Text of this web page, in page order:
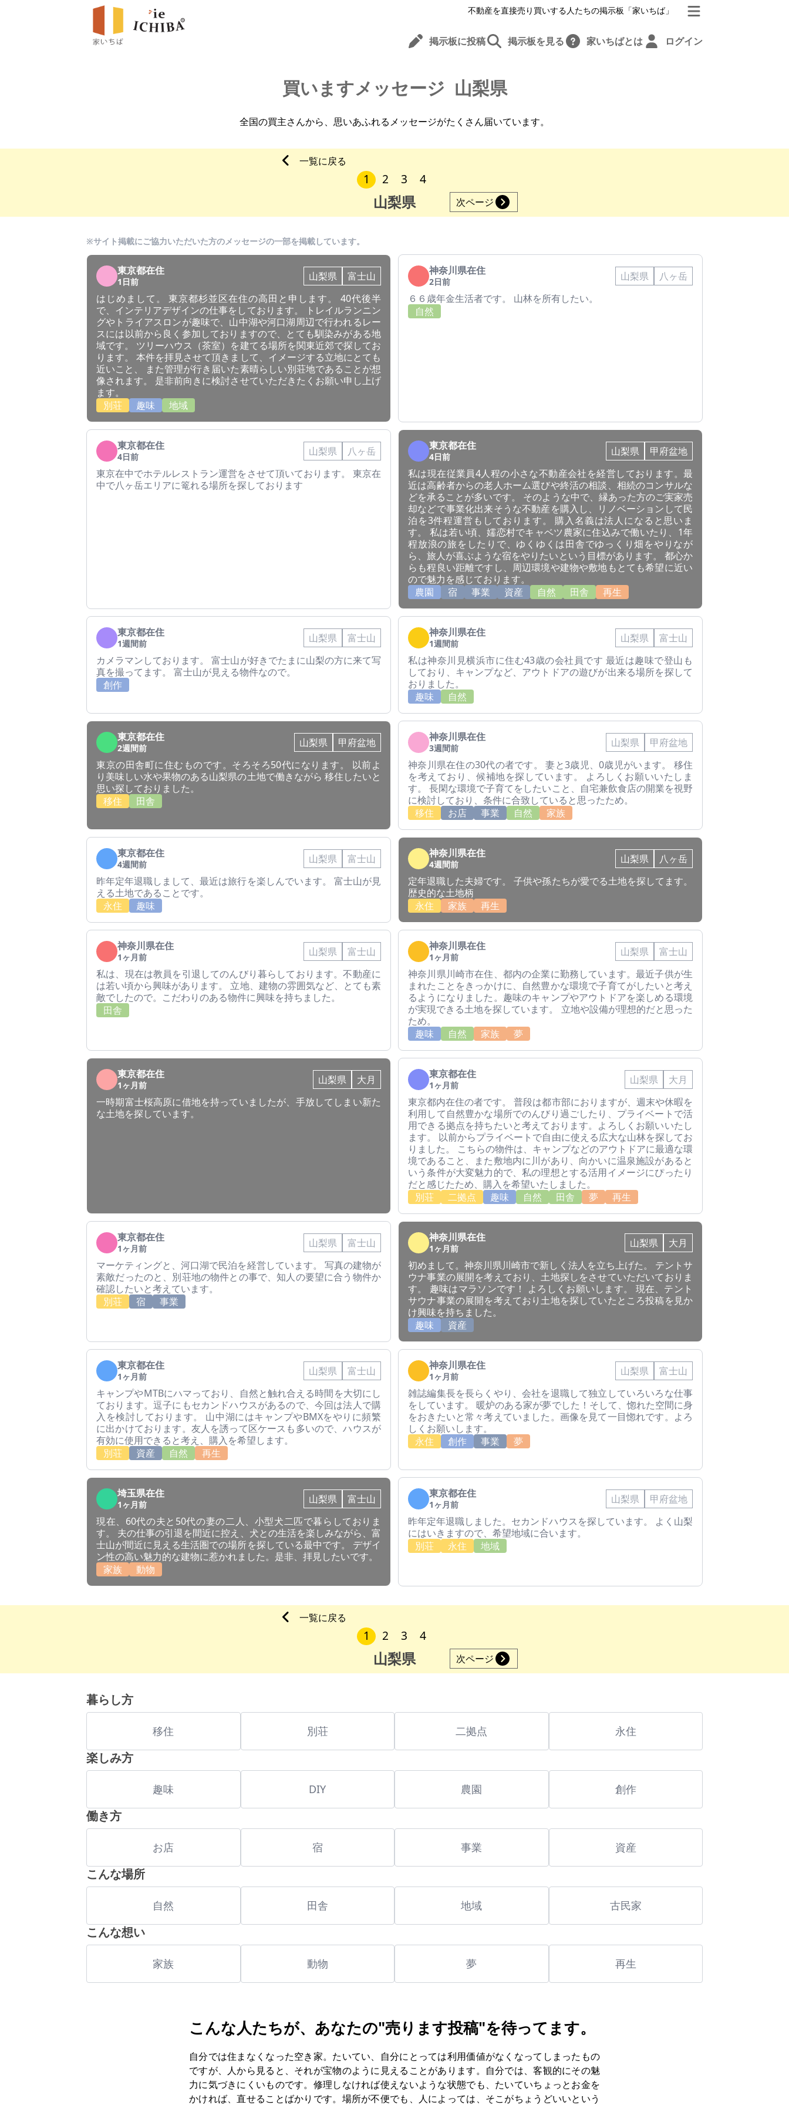
不動産を直接売り買いする人たちの掲示板「家いちば」
掲示板に投稿 掲示板を見る 家いちばとは ログイン
買いますメッセージ 山梨県
全国の買主さんから、 思いあふれるメッセージがたくさん届いています。
一覧に戻る
1 2 3 4
山梨県 次ページ
※サイト掲載にご協力いただいた方のメッセージの一部を掲載しています。
東京都在住
1日前 山梨県
富士山
はじめまして。 東京都杉並区在住の高田と申します。 40代後半
で、インテリアデザインの仕事をしております。 トレイルランニン
グやトライアスロンが趣味で、山中湖や河口湖周辺で行われるレー
スには以前から良く参加しておりますので、とても馴染みがある地
域です。 ツリーハウス（茶室）を建てる場所を関東近郊で探してお
ります。 本件を拝見させて頂きまして、イメージする立地にとても
近いこと、 また管理が行き届いた素晴らしい別荘地であることが想
像されます。 是非前向きに検討させていただきたくお願い申し上げ
ます。
別荘
趣味 地域
神奈川県在住
2日前 山梨県
八ヶ岳
６６歳年金生活者です。 山林を所有したい。
自然
東京都在住
4日前 山梨県
八ヶ岳
東京在中でホテルレストラン運営をさせて頂いております。 東京在
中で八ヶ岳エリアに篭れる場所を探しております
東京都在住
4日前 山梨県
甲府盆地
私は現在従業員4人程の小さな不動産会社を経営しております。最
近は高齢者からの老人ホーム選びや終活の相談、相続のコンサルな
どを承ることが多いです。 そのような中で、縁あった方のご実家売
却などで事業化出来そうな不動産を購入し、リノベーションして民
泊を3件程運営もしております。 購入名義は法人になると思いま
す。 私は若い頃、嬬恋村でキャベツ農家に住込みで働いたり、1年
程放浪の旅をしたりで、ゆくゆくは田舎でゆっくり畑をやりなが
ら、旅人が喜ぶような宿をやりたいという目標があります。 都心か
らも程良い距離ですし、周辺環境や建物や敷地もとても希望に近い
ので魅力を感じております。
農園
宿 事業 資産 自然 田舎 再生
東京都在住
1週間前 山梨県
富士山
カメラマンしております。 富士山が好きでたまに山梨の方に来て写
真を撮ってます。 富士山が見える物件なので。
創作
神奈川県在住
1週間前 山梨県
富士山
私は神奈川見横浜市に住む43歳の会社員です 最近は趣味で登山も
しており、キャンプなど、アウトドアの遊びが出来る場所を探して
おりました。
趣味
自然
東京都在住
2週間前 山梨県
甲府盆地
東京の田舎町に住むものです。そろそろ50代になります。 以前よ
り美味しい水や果物のある山梨県の土地で働きながら 移住したいと
思い探しておりました。
移住
田舎
神奈川県在住
3週間前 山梨県
甲府盆地
神奈川県在住の30代の者です。 妻と3歳児、0歳児がいます。 移住
を考えており、候補地を探しています。 よろしくお願いいたしま
す。 長閑な環境で子育てをしたいこと、自宅兼飲食店の開業を視野
に検討しており、条件に合致していると思ったため。
移住
お店 事業 自然 家族
東京都在住
4週間前 山梨県
富士山
昨年定年退職しまして、最近は旅行を楽しんでいます。 富士山が見
える土地であることです。
永住
趣味
神奈川県在住
4週間前 山梨県
八ヶ岳
定年退職した夫婦です。 子供や孫たちが愛でる土地を探してます。
歴史的な土地柄
永住
家族 再生
神奈川県在住
1ヶ月前 山梨県
富士山
私は、現在は教員を引退してのんびり暮らしております。不動産に
は若い頃から興味があります。 立地、建物の雰囲気など、とても素
敵でしたので。こだわりのある物件に興味を持ちました。
田舎
神奈川県在住
1ヶ月前 山梨県
富士山
神奈川県川崎市在住、都内の企業に勤務しています。最近子供が生
まれたことをきっかけに、自然豊かな環境で子育てがしたいと考え
るようになりました。趣味のキャンプやアウトドアを楽しめる環境
が実現できる土地を探しています。 立地や設備が理想的だと思った
ため。
趣味
自然 家族 夢
東京都在住
1ヶ月前 山梨県
大月
一時期富士桜高原に借地を持っていましたが、手放してしまい新た
な土地を探しています。
東京都在住
1ヶ月前 山梨県
大月
東京都内在住の者です。 普段は都市部におりますが、週末や休暇を
利用して自然豊かな場所でのんびり過ごしたり、プライベートで活
用できる拠点を持ちたいと考えております。よろしくお願いいたし
ます。 以前からプライベートで自由に使える広大な山林を探してお
りました。 こちらの物件は、キャンプなどのアウトドアに最適な環
境であること、また敷地内に川があり、向かいに温泉施設があると
いう条件が大変魅力的で、私の理想とする活用イメージにぴったり
だと感じたため、購入を希望いたしました。
別荘
二拠点 趣味 自然 田舎 夢 再生
東京都在住
1ヶ月前 山梨県
富士山
マーケティングと、河口湖で民泊を経営しています。 写真の建物が
素敵だったのと、別荘地の物件との事で、知人の要望に合う物件か
確認したいと考えています。
別荘
宿 事業
神奈川県在住
1ヶ月前 山梨県
大月
初めまして。神奈川県川崎市で新しく法人を立ち上げた。 テントサ
ウナ事業の展開を考えており、土地探しをさせていただいておりま
す。 趣味はマラソンです！ よろしくお願いします。 現在、テント
サウナ事業の展開を考えており土地を探していたところ投稿を見か
け興味を持ちました。
趣味
資産
東京都在住
1ヶ月前 山梨県
富士山
キャンプやMTBにハマっており、自然と触れ合える時間を大切にし
ております。逗子にもセカンドハウスがあるので、今回は法人で購
入を検討しております。 山中湖にはキャンプやBMXをやりに頻繁
に出かけております。友人を誘って区ケースも多いので、ハウスが
有効に使用できると考え、購入を希望します。
別荘
資産 自然 再生
神奈川県在住
1ヶ月前 山梨県
富士山
雑誌編集長を長らくやり、会社を退職して独立していろいろな仕事
をしています。 暖炉のある家が夢でした！そして、惚れた空間に身
をおきたいと常々考えていました。画像を見て一目惚れです。よろ
しくお願いします。
永住
創作 事業 夢
埼玉県在住
1ヶ月前 山梨県
富士山
現在、60代の夫と50代の妻の二人、小型犬二匹で暮らしておりま
す。 夫の仕事の引退を間近に控え、犬との生活を楽しみながら、富
士山が間近に見える生活圏での場所を探している最中です。 デザイ
ン性の高い魅力的な建物に惹かれました。是非、拝見したいです。
家族
動物
東京都在住
1ヶ月前 山梨県
甲府盆地
昨年定年退職しました。セカンドハウスを探しています。 よく山梨
にはいきますので、希望地域に合います。
別荘
永住 地域
一覧に戻る
1 2 3 4
山梨県 次ページ
暮らし方
移住 別荘 二拠点 永住
楽しみ方
趣味 DIY 農園 創作
働き方
お店 宿 事業 資産
こんな場所
自然 田舎 地域 古民家
こんな想い
家族 動物 夢 再生
こんな人たちが、あなたの"売ります投稿"を待ってます。
自分では住まなくなった空き家。たいてい、自分にとっては利用価値がなくなってしまったもの
ですが、人から見ると、それが宝物のように見えることがあります。自分では、客観的にその魅
力に気づきにくいものです。修理しなければ使えないような状態でも、たいていちょっとお金を
かければ、直せることばかりです。場所が不便でも、人によっては、そこがちょうどいいという